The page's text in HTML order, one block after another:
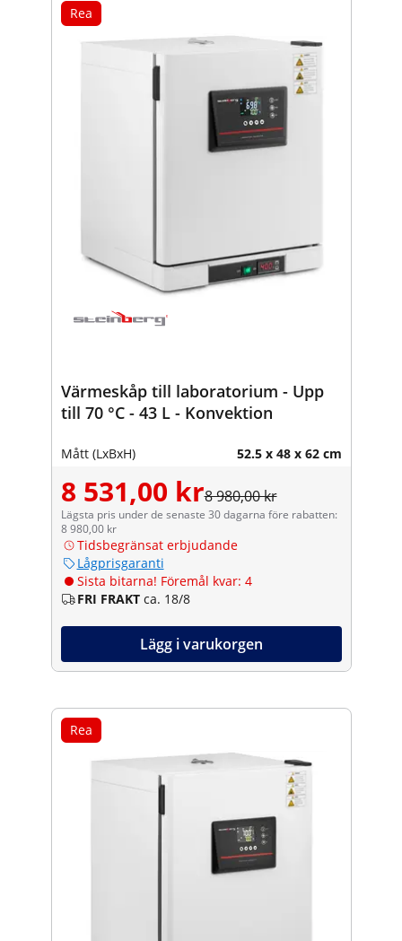
Rea
Värmeskåp till laboratorium - Upp
till 70 °C - 43 L - Konvektion
Mått (LxBxH) 52.5 x 48 x 62 cm
8 531,00 kr8 980,00 kr
Lägsta pris under de senaste 30 dagarna före rabatten:
8 980,00 kr
Tidsbegränsat erbjudande
Lågprisgaranti
Sista bitarna! Föremål kvar: 4
FRI FRAKT ca. 18/8
Lägg i varukorgen
Rea